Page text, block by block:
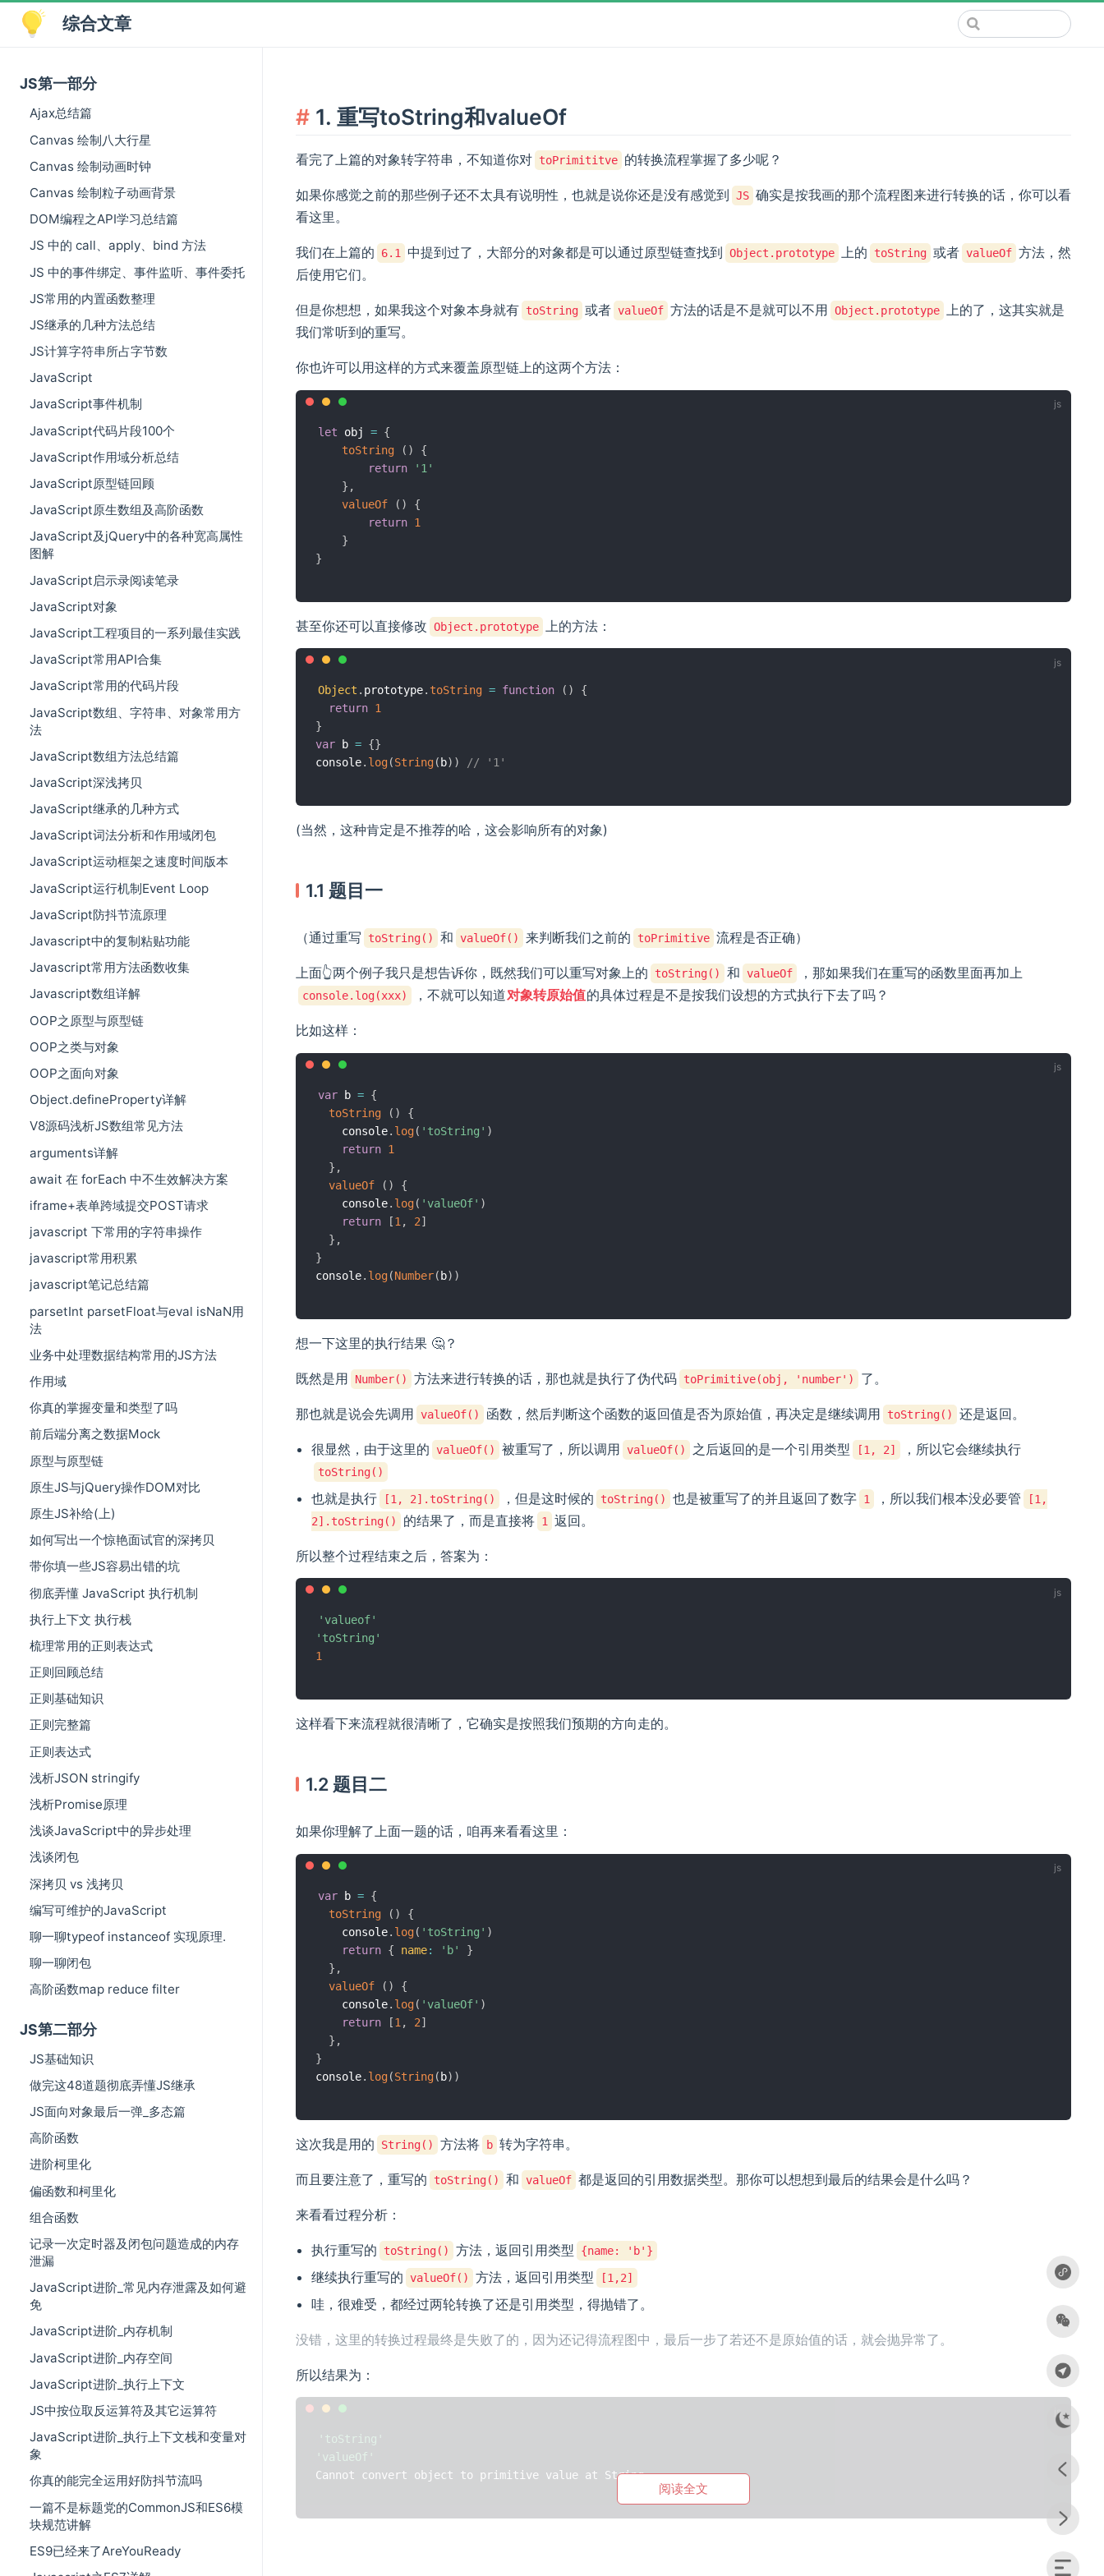
综合文章
JS第一部分
Ajax总结篇
Canvas 绘制八大行星
Canvas 绘制动画时钟
Canvas 绘制粒子动画背景
DOM编程之API学习总结篇
JS 中的 call、apply、bind 方法
JS 中的事件绑定、事件监听、事件委托
JS常用的内置函数整理
JS继承的几种方法总结
JS计算字符串所占字节数
JavaScript
JavaScript事件机制
JavaScript代码片段100个
JavaScript作用域分析总结
JavaScript原型链回顾
JavaScript原生数组及高阶函数
JavaScript及jQuery中的各种宽高属性
图解
JavaScript启示录阅读笔录
JavaScript对象
JavaScript工程项目的一系列最佳实践
JavaScript常用API合集
JavaScript常用的代码片段
JavaScript数组、字符串、对象常用方
法
JavaScript数组方法总结篇
JavaScript深浅拷贝
JavaScript继承的几种方式
JavaScript词法分析和作用域闭包
JavaScript运动框架之速度时间版本
JavaScript运行机制Event Loop
JavaScript防抖节流原理
Javascript中的复制粘贴功能
Javascript常用方法函数收集
Javascript数组详解
OOP之原型与原型链
OOP之类与对象
OOP之面向对象
Object.defineProperty详解
V8源码浅析JS数组常见方法
arguments详解
await 在 forEach 中不生效解决方案
iframe+表单跨域提交POST请求
javascript 下常用的字符串操作
javascript常用积累
javascript笔记总结篇
parsetInt parsetFloat与eval isNaN用
法
业务中处理数据结构常用的JS方法
作用域
你真的掌握变量和类型了吗
前后端分离之数据Mock
原型与原型链
原生JS与jQuery操作DOM对比
原生JS补给(上)
如何写出一个惊艳面试官的深拷贝
带你填一些JS容易出错的坑
彻底弄懂 JavaScript 执行机制
执行上下文 执行栈
梳理常用的正则表达式
正则回顾总结
正则基础知识
正则完整篇
正则表达式
浅析JSON stringify
浅析Promise原理
浅谈JavaScript中的异步处理
浅谈闭包
深拷贝 vs 浅拷贝
编写可维护的JavaScript
聊一聊typeof instanceof 实现原理.
聊一聊闭包
高阶函数map reduce filter
JS第二部分
JS基础知识
做完这48道题彻底弄懂JS继承
JS面向对象最后一弹_多态篇
高阶函数
进阶柯里化
偏函数和柯里化
组合函数
记录一次定时器及闭包问题造成的内存
泄漏
JavaScript进阶_常见内存泄露及如何避
免
JavaScript进阶_内存机制
JavaScript进阶_内存空间
JavaScript进阶_执行上下文
JS中按位取反运算符及其它运算符
JavaScript进阶_执行上下文栈和变量对
象
你真的能完全运用好防抖节流吗
一篇不是标题党的CommonJS和ES6模
块规范讲解
ES9已经来了AreYouReady
1. 重写toString和valueOf
看完了上篇的对象转字符串，不知道你对 toPrimititve 的转换流程掌握了多少呢？
如果你感觉之前的那些例子还不太具有说明性，也就是说你还是没有感觉到 JS 确实是按我画的那个流程图来进行转换的话，你可以看
看这里。
我们在上篇的 6.1 中提到过了，大部分的对象都是可以通过原型链查找到 Object.prototype 上的 toString 或者 valueOf 方法，然
后使用它们。
但是你想想，如果我这个对象本身就有 toString 或者 valueOf 方法的话是不是就可以不用 Object.prototype 上的了，这其实就是
我们常听到的重写。
你也许可以用这样的方式来覆盖原型链上的这两个方法：
let obj = {
toString
( )
{
return
'1'
} ,
valueOf
( )
{
return 1
}
}
甚至你还可以直接修改 Object.prototype 上的方法：
Object . prototype. toString = function ( )
{
return 1
}
var b = {}
console. log(String( b) ) // '1'
(当然，这种肯定是不推荐的哈，这会影响所有的对象)
1.1 题目一
（通过重写 toString() 和 valueOf() 来判断我们之前的 toPrimitive 流程是否正确）
上面👆两个例子我只是想告诉你，既然我们可以重写对象上的 toString() 和 valueOf ，那如果我们在重写的函数里面再加上
console.log(xxx) ，不就可以知道对象转原始值的具体过程是不是按我们设想的方式执行下去了吗？
比如这样：
var b = {
toString
( )
{
    console
. log( 'toString' )
return 1
} ,
valueOf
( )
{
    console
. log( 'valueOf' )
return
[1 , 2]
} ,
}
console. log(Number( b) )
想一下这里的执行结果 🤔️？
既然是用 Number() 方法来进行转换的话，那也就是执行了伪代码 toPrimitive(obj, 'number') 了。
那也就是说会先调用 valueOf() 函数，然后判断这个函数的返回值是否为原始值，再决定是继续调用 toString() 还是返回。
很显然，由于这里的 valueOf() 被重写了，所以调用 valueOf() 之后返回的是一个引用类型 [1, 2] ，所以它会继续执行
toString()
也就是执行 [1, 2].toString() ，但是这时候的 toString() 也是被重写了的并且返回了数字 1 ，所以我们根本没必要管
[1,
2].toString()
的结果了，而是直接将 1 返回。
所以整个过程结束之后，答案为：
'valueof'
'toString'
1
这样看下来流程就很清晰了，它确实是按照我们预期的方向走的。
1.2 题目二
如果你理解了上面一题的话，咱再来看看这里：
var b = {
toString
( )
{
    console
. log( 'toString' )
return { name: 'b'
}
} ,
valueOf
( )
{
    console
. log( 'valueOf' )
return
[1 , 2]
} ,
}
console. log(String( b) )
这次我是用的 String() 方法将 b 转为字符串。
而且要注意了，重写的 toString() 和 valueOf 都是返回的引用数据类型。那你可以想想到最后的结果会是什么吗？
来看看过程分析：
执行重写的 toString() 方法，返回引用类型 {name: 'b'}
继续执行重写的 valueOf() 方法，返回引用类型 [1,2]
哇，很难受，都经过两轮转换了还是引用类型，得抛错了。
没错，这里的转换过程最终是失败了的，因为还记得流程图中，最后一步了若还不是原始值的话，就会抛异常了。
所以结果为：
'toString'
'valueOf'
阅读全文